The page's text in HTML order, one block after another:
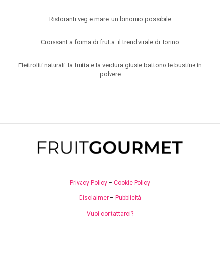
Ristoranti veg e mare: un binomio possibile
Croissant a forma di frutta: il trend virale di Torino
Elettroliti naturali: la frutta e la verdura giuste battono le bustine in
polvere
Privacy Policy – Cookie Policy
Disclaimer– Pubblicità
Vuoi contattarci?